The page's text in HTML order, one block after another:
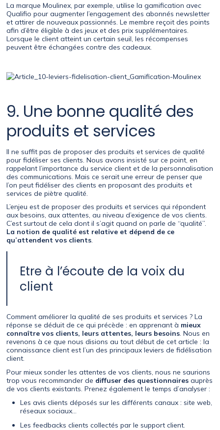
La marque Moulinex, par exemple, utilise la gamification avec
Qualifio pour augmenter l’engagement des abonnés newsletter
et attirer de nouveaux passionnés. Le membre reçoit des points
afin d’être éligible à des jeux et des prix supplémentaires.
Lorsque le client atteint un certain seuil, les récompenses
peuvent être échangées contre des cadeaux.
9. Une bonne qualité des
produits et services
Il ne suffit pas de proposer des produits et services de qualité
pour fidéliser ses clients. Nous avons insisté sur ce point, en
rappelant l’importance du service client et de la personnalisation
des communications. Mais ce serait une erreur de penser que
l’on peut fidéliser des clients en proposant des produits et
services de piètre qualité.
L’enjeu est de proposer des produits et services qui répondent
aux besoins, aux attentes, au niveau d’exigence de vos clients.
C’est surtout de cela dont il s’agit quand on parle de “qualité”.
La notion de qualité est relative et dépend de ce
qu’attendent vos clients.
Etre à l’écoute de la voix du
client
Comment améliorer la qualité de ses produits et services ? La
réponse se déduit de ce qui précède : en apprenant à mieux
connaître vos clients, leurs attentes, leurs besoins. Nous en
revenons à ce que nous disions au tout début de cet article : la
connaissance client est l’un des principaux leviers de fidélisation
client.
Pour mieux sonder les attentes de vos clients, nous ne saurions
trop vous recommander de diffuser des questionnaires auprès
de vos clients existants. Prenez également le temps d’analyser :
Les avis clients déposés sur les différents canaux : site web,
réseaux sociaux…
Les feedbacks clients collectés par le support client.